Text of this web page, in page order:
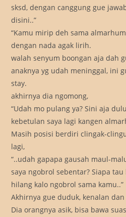
sksd, dengan canggung gue
disini..”
“Kamu mirip deh sama
dengan nada agak lirih.
walah senyum boongan aja dah
anaknya yg udah meninggal, ini
stay.
akhirnya dia ngomong,
“Udah mo pulang ya? Sini aja
kebetulan saya lagi kangen
Masih posisi berdiri clingak-
lagi,
“..udah gapapa gausah maul-
saya ngobrol sebentar? Siapa
hilang kalo ngobrol sama kamu..”
Akhirnya gue duduk, kenalan
Dia orangnya asik, bisa bawa